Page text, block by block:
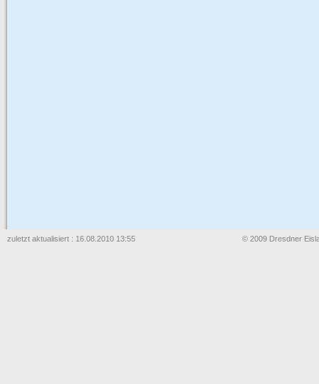
zuletzt aktualisiert : 16.08.2010 13:55 © 2009 Dresdner